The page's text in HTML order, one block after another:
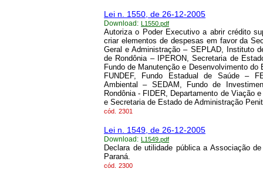
Lei n. 1550, de 26-12-2005
Download: L1550.pdf
Autoriza o Poder Executivo a abrir crédito
criar elementos de despesas em favor da
Geral e Administração – SEPLAD, Instituto
de Rondônia – IPERON, Secretaria de
Fundo de Manutenção e Desenvolvimento
FUNDEF, Fundo Estadual de Saúde –
Ambiental – SEDAM, Fundo de
Rondônia - FIDER, Departamento de Viação
e Secretaria de Estado de Administração
cód. 2301
Lei n. 1549, de 26-12-2005
Download: L1549.pdf
Declara de utilidade pública a Associação
Paraná.
cód. 2300